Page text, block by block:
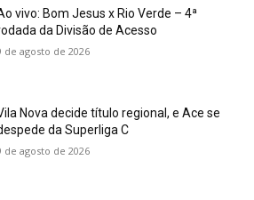
vivo: Bom Jesus x Rio Verde – 4ª
da Divisão de Acesso
de agosto de 2026
Nova decide título regional, e Ace se
da Superliga C
de agosto de 2026